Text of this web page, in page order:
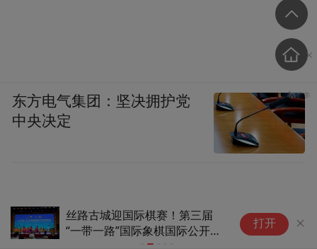
丝路古城迎国际棋赛！第三届
“一带一路”国际象棋国际公开赛
落地库车，8国棋手对弈话交融
打开
东方电气集团：坚决拥护党
中央决定